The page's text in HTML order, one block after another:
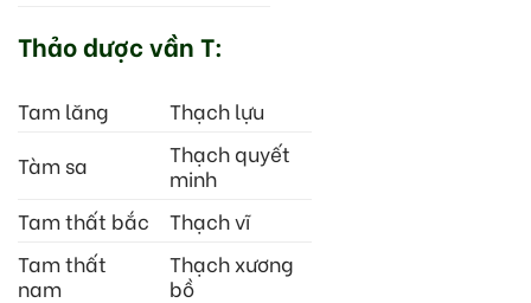
Thảo dược vần T:
Tam lăng
Thạch lựu
Tàm sa
Thạch quyết
minh
Tam thất bắc
Thạch vĩ
Tam thất
nam
Thạch xương
bồ